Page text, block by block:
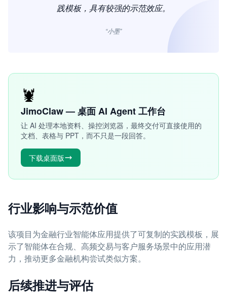
践模板，具有较强的示范效应。
“小墨”
🦞
JimoClaw — 桌面 AI Agent 工作台
让 AI 处理本地资料、操控浏览器，最终交付可直接使用的
文档、表格与 PPT，而不只是一段回答。
下载桌面版
行业影响与示范价值
该项目为金融行业智能体应用提供了可复制的实践模板，展
示了智能体在合规、高频交易与客户服务场景中的应用潜
力，推动更多金融机构尝试类似方案。
后续推进与评估